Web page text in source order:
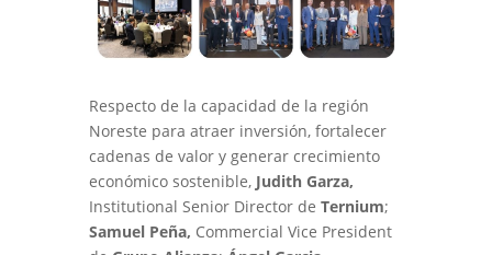
Respecto de la capacidad de la región
Noreste para atraer inversión, fortalecer
cadenas de valor y generar crecimiento
económico sostenible, Judith Garza,
Institutional Senior Director de Ternium;
Samuel Peña, Commercial Vice President